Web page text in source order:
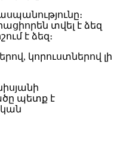
տվել է ձեզ
է ձեզ։
կորուստներով լի
պետք է